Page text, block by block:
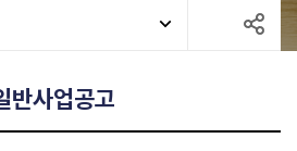
반사업공고